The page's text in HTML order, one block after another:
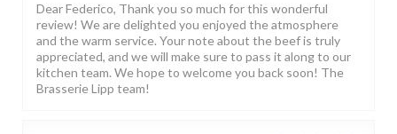
Dear Federico, Thank you so much for this wonderful
review! We are delighted you enjoyed the atmosphere
and the warm service. Your note about the beef is truly
appreciated, and we will make sure to pass it along to our
kitchen team. We hope to welcome you back soon! The
Brasserie Lipp team!